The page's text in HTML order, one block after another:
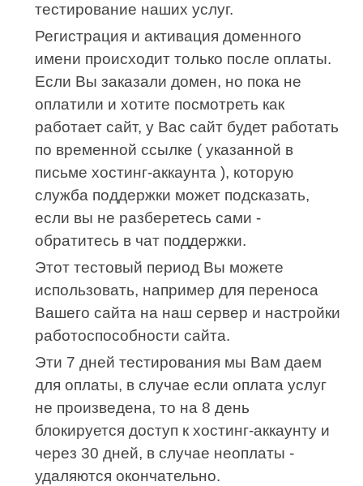
тестирование наших услуг.
Регистрация и активация доменного
имени происходит только после оплаты.
Если Вы заказали домен, но пока не
оплатили и хотите посмотреть как
работает сайт, у Вас сайт будет работать
по временной ссылке ( указанной в
письме хостинг-аккаунта ), которую
служба поддержки может подсказать,
если вы не разберетесь сами -
обратитесь в чат поддержки.
Этот тестовый период Вы можете
использовать, например для переноса
Вашего сайта на наш сервер и настройки
работоспособности сайта.
Эти 7 дней тестирования мы Вам даем
для оплаты, в случае если оплата услуг
не произведена, то на 8 день
блокируется доступ к хостинг-аккаунту и
через 30 дней, в случае неоплаты -
удаляются окончательно.